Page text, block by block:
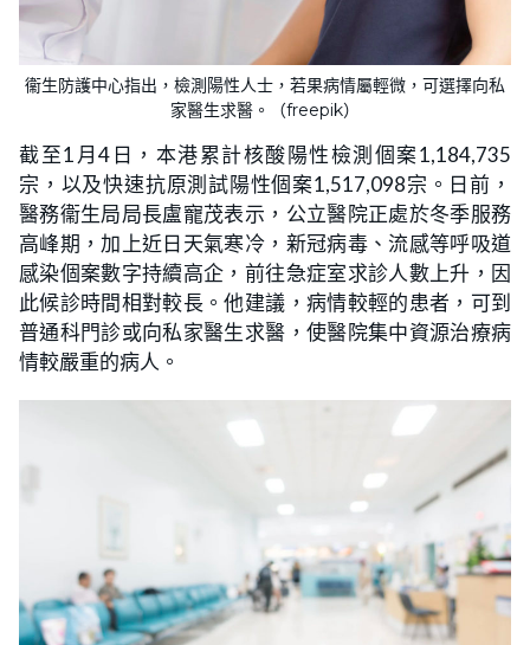
衞生防護中心指出，檢測陽性人士，若果病情屬輕微，可選擇向私
家醫生求醫。（freepik）
截至1月4日，本港累計核酸陽性檢測個案1,184,735
宗，以及快速抗原測試陽性個案1,517,098宗。日前，
醫務衞生局局長盧寵茂表示，公立醫院正處於冬季服務
高峰期，加上近日天氣寒冷，新冠病毒、流感等呼吸道
感染個案數字持續高企，前往急症室求診人數上升，因
此候診時間相對較長。他建議，病情較輕的患者，可到
普通科門診或向私家醫生求醫，使醫院集中資源治療病
情較嚴重的病人。